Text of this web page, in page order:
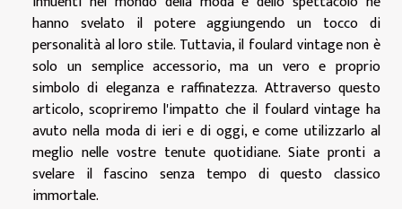
hanno svelato il potere aggiungendo un tocco di
personalità al loro stile. Tuttavia, il foulard vintage non è
solo un semplice accessorio, ma un vero e proprio
simbolo di eleganza e raffinatezza. Attraverso questo
articolo, scopriremo l'impatto che il foulard vintage ha
avuto nella moda di ieri e di oggi, e come utilizzarlo al
meglio nelle vostre tenute quotidiane. Siate pronti a
svelare il fascino senza tempo di questo classico
immortale.